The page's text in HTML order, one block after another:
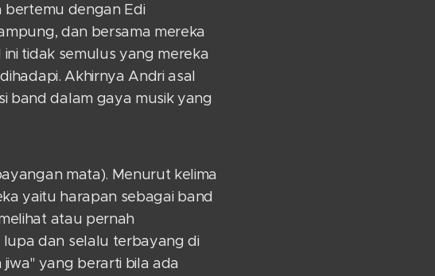
bertemu dengan Edi
dan bersama mereka
tidak semulus yang mereka
Akhirnya Andri asal
band dalam gaya musik yang
mata). Menurut kelima
yaitu harapan sebagai band
atau pernah
dan selalu terbayang di
yang berarti bila ada